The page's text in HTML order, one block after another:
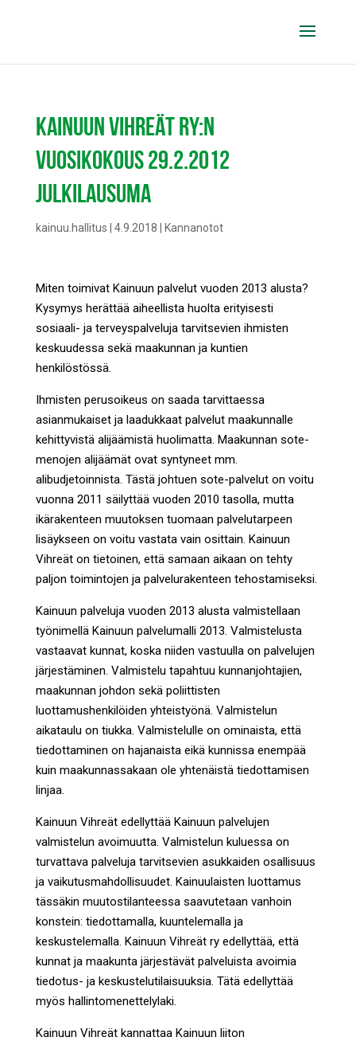
KAINUUN VIHREÄT RY:N
VUOSIKOKOUS 29.2.2012
JULKILAUSUMA
kainuu.hallitus 4.9.2018 Kannanotot
Miten toimivat Kainuun palvelut vuoden 2013 alusta?
Kysymys herättää aiheellista huolta erityisesti
sosiaali- ja terveyspalveluja tarvitsevien ihmisten
keskuudessa sekä maakunnan ja kuntien
henkilöstössä.
Ihmisten perusoikeus on saada tarvittaessa
asianmukaiset ja laadukkaat palvelut maakunnalle
kehittyvistä alijäämistä huolimatta. Maakunnan sote-
menojen alijäämät ovat syntyneet mm.
alibudjetoinnista. Tästä johtuen sote-palvelut on voitu
vuonna 2011 säilyttää vuoden 2010 tasolla, mutta
ikärakenteen muutoksen tuomaan palvelutarpeen
lisäykseen on voitu vastata vain osittain. Kainuun
Vihreät on tietoinen, että samaan aikaan on tehty
paljon toimintojen ja palvelurakenteen tehostamiseksi.
Kainuun palveluja vuoden 2013 alusta valmistellaan
työnimellä Kainuun palvelumalli 2013. Valmistelusta
vastaavat kunnat, koska niiden vastuulla on palvelujen
järjestäminen. Valmistelu tapahtuu kunnanjohtajien,
maakunnan johdon sekä poliittisten
luottamushenkilöiden yhteistyönä. Valmistelun
aikataulu on tiukka. Valmistelulle on ominaista, että
tiedottaminen on hajanaista eikä kunnissa enempää
kuin maakunnassakaan ole yhtenäistä tiedottamisen
linjaa.
Kainuun Vihreät edellyttää Kainuun palvelujen
valmistelun avoimuutta. Valmistelun kuluessa on
turvattava palveluja tarvitsevien asukkaiden osallisuus
ja vaikutusmahdollisuudet. Kainuulaisten luottamus
tässäkin muutostilanteessa saavutetaan vanhoin
konstein: tiedottamalla, kuuntelemalla ja
keskustelemalla. Kainuun Vihreät ry edellyttää, että
kunnat ja maakunta järjestävät palveluista avoimia
tiedotus- ja keskustelutilaisuuksia. Tätä edellyttää
myös hallintomenettelylaki.
Kainuun Vihreät kannattaa Kainuun liiton